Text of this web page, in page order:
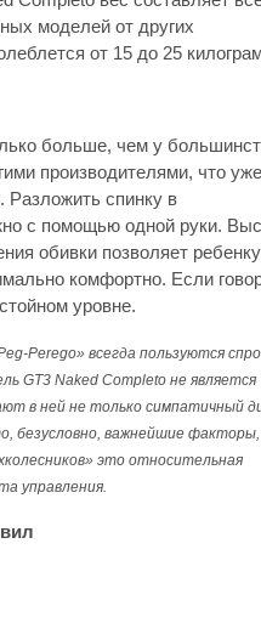
моделей от других
от 15 до 25
больше, чем у
производителями, что уже
спинку в
с помощью одной руки.
обивки позволяет ребенку
комфортно. Если
уровне.
Perego» всегда пользуются
GT3 Naked Completo не является
в ней не только симпатичный
безусловно, важнейшие
это относительная
управления.